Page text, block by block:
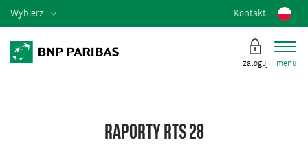
Wybierz Kontakt
zaloguj menu
RAPORTY RTS 28